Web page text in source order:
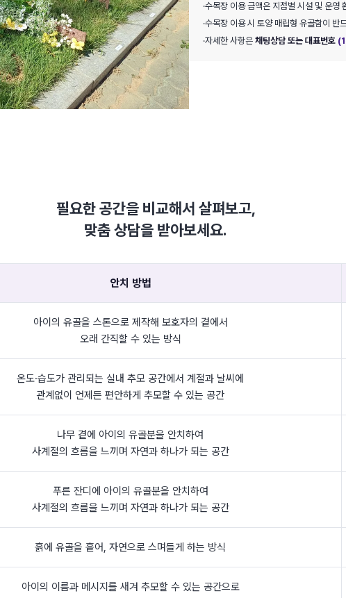
·수목장 이용 금액은 지점별 시설 및 운영
·수목장 이용 시 토양 매립형 유골함이 반
·자세한 사항은 채팅상담 또는 대표번호
필요한 공간을 비교해서 살펴보고,
맞춤 상담을 받아보세요.
안치 방법
아이의 유골을 스톤으로 제작해 보호자의 곁에서
오래 간직할 수 있는 방식
온도·습도가 관리되는 실내 추모 공간에서 계절과 날씨에
관계없이 언제든 편안하게 추모할 수 있는 공간
나무 곁에 아이의 유골분을 안치하여
사계절의 흐름을 느끼며 자연과 하나가 되는 공간
푸른 잔디에 아이의 유골분을 안치하여
사계절의 흐름을 느끼며 자연과 하나가 되는 공간
흙에 유골을 흩어, 자연으로 스며들게 하는 방식
아이의 이름과 메시지를 새겨 추모할 수 있는 공간으로